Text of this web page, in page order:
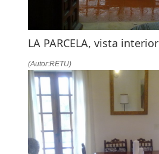
LA PARCELA, vista interior
(Autor:RETU)